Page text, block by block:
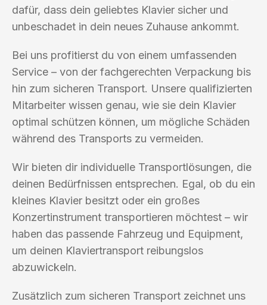
dafür, dass dein geliebtes Klavier sicher und
unbeschadet in dein neues Zuhause ankommt.
Bei uns profitierst du von einem umfassenden
Service – von der fachgerechten Verpackung bis
hin zum sicheren Transport. Unsere qualifizierten
Mitarbeiter wissen genau, wie sie dein Klavier
optimal schützen können, um mögliche Schäden
während des Transports zu vermeiden.
Wir bieten dir individuelle Transportlösungen, die
deinen Bedürfnissen entsprechen. Egal, ob du ein
kleines Klavier besitzt oder ein großes
Konzertinstrument transportieren möchtest – wir
haben das passende Fahrzeug und Equipment,
um deinen Klaviertransport reibungslos
abzuwickeln.
Zusätzlich zum sicheren Transport zeichnet uns